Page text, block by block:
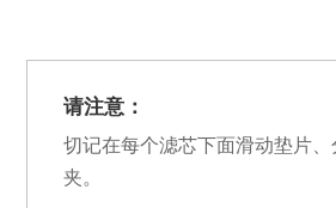
请注意：
切记在每个滤芯下面滑动垫片
夹。